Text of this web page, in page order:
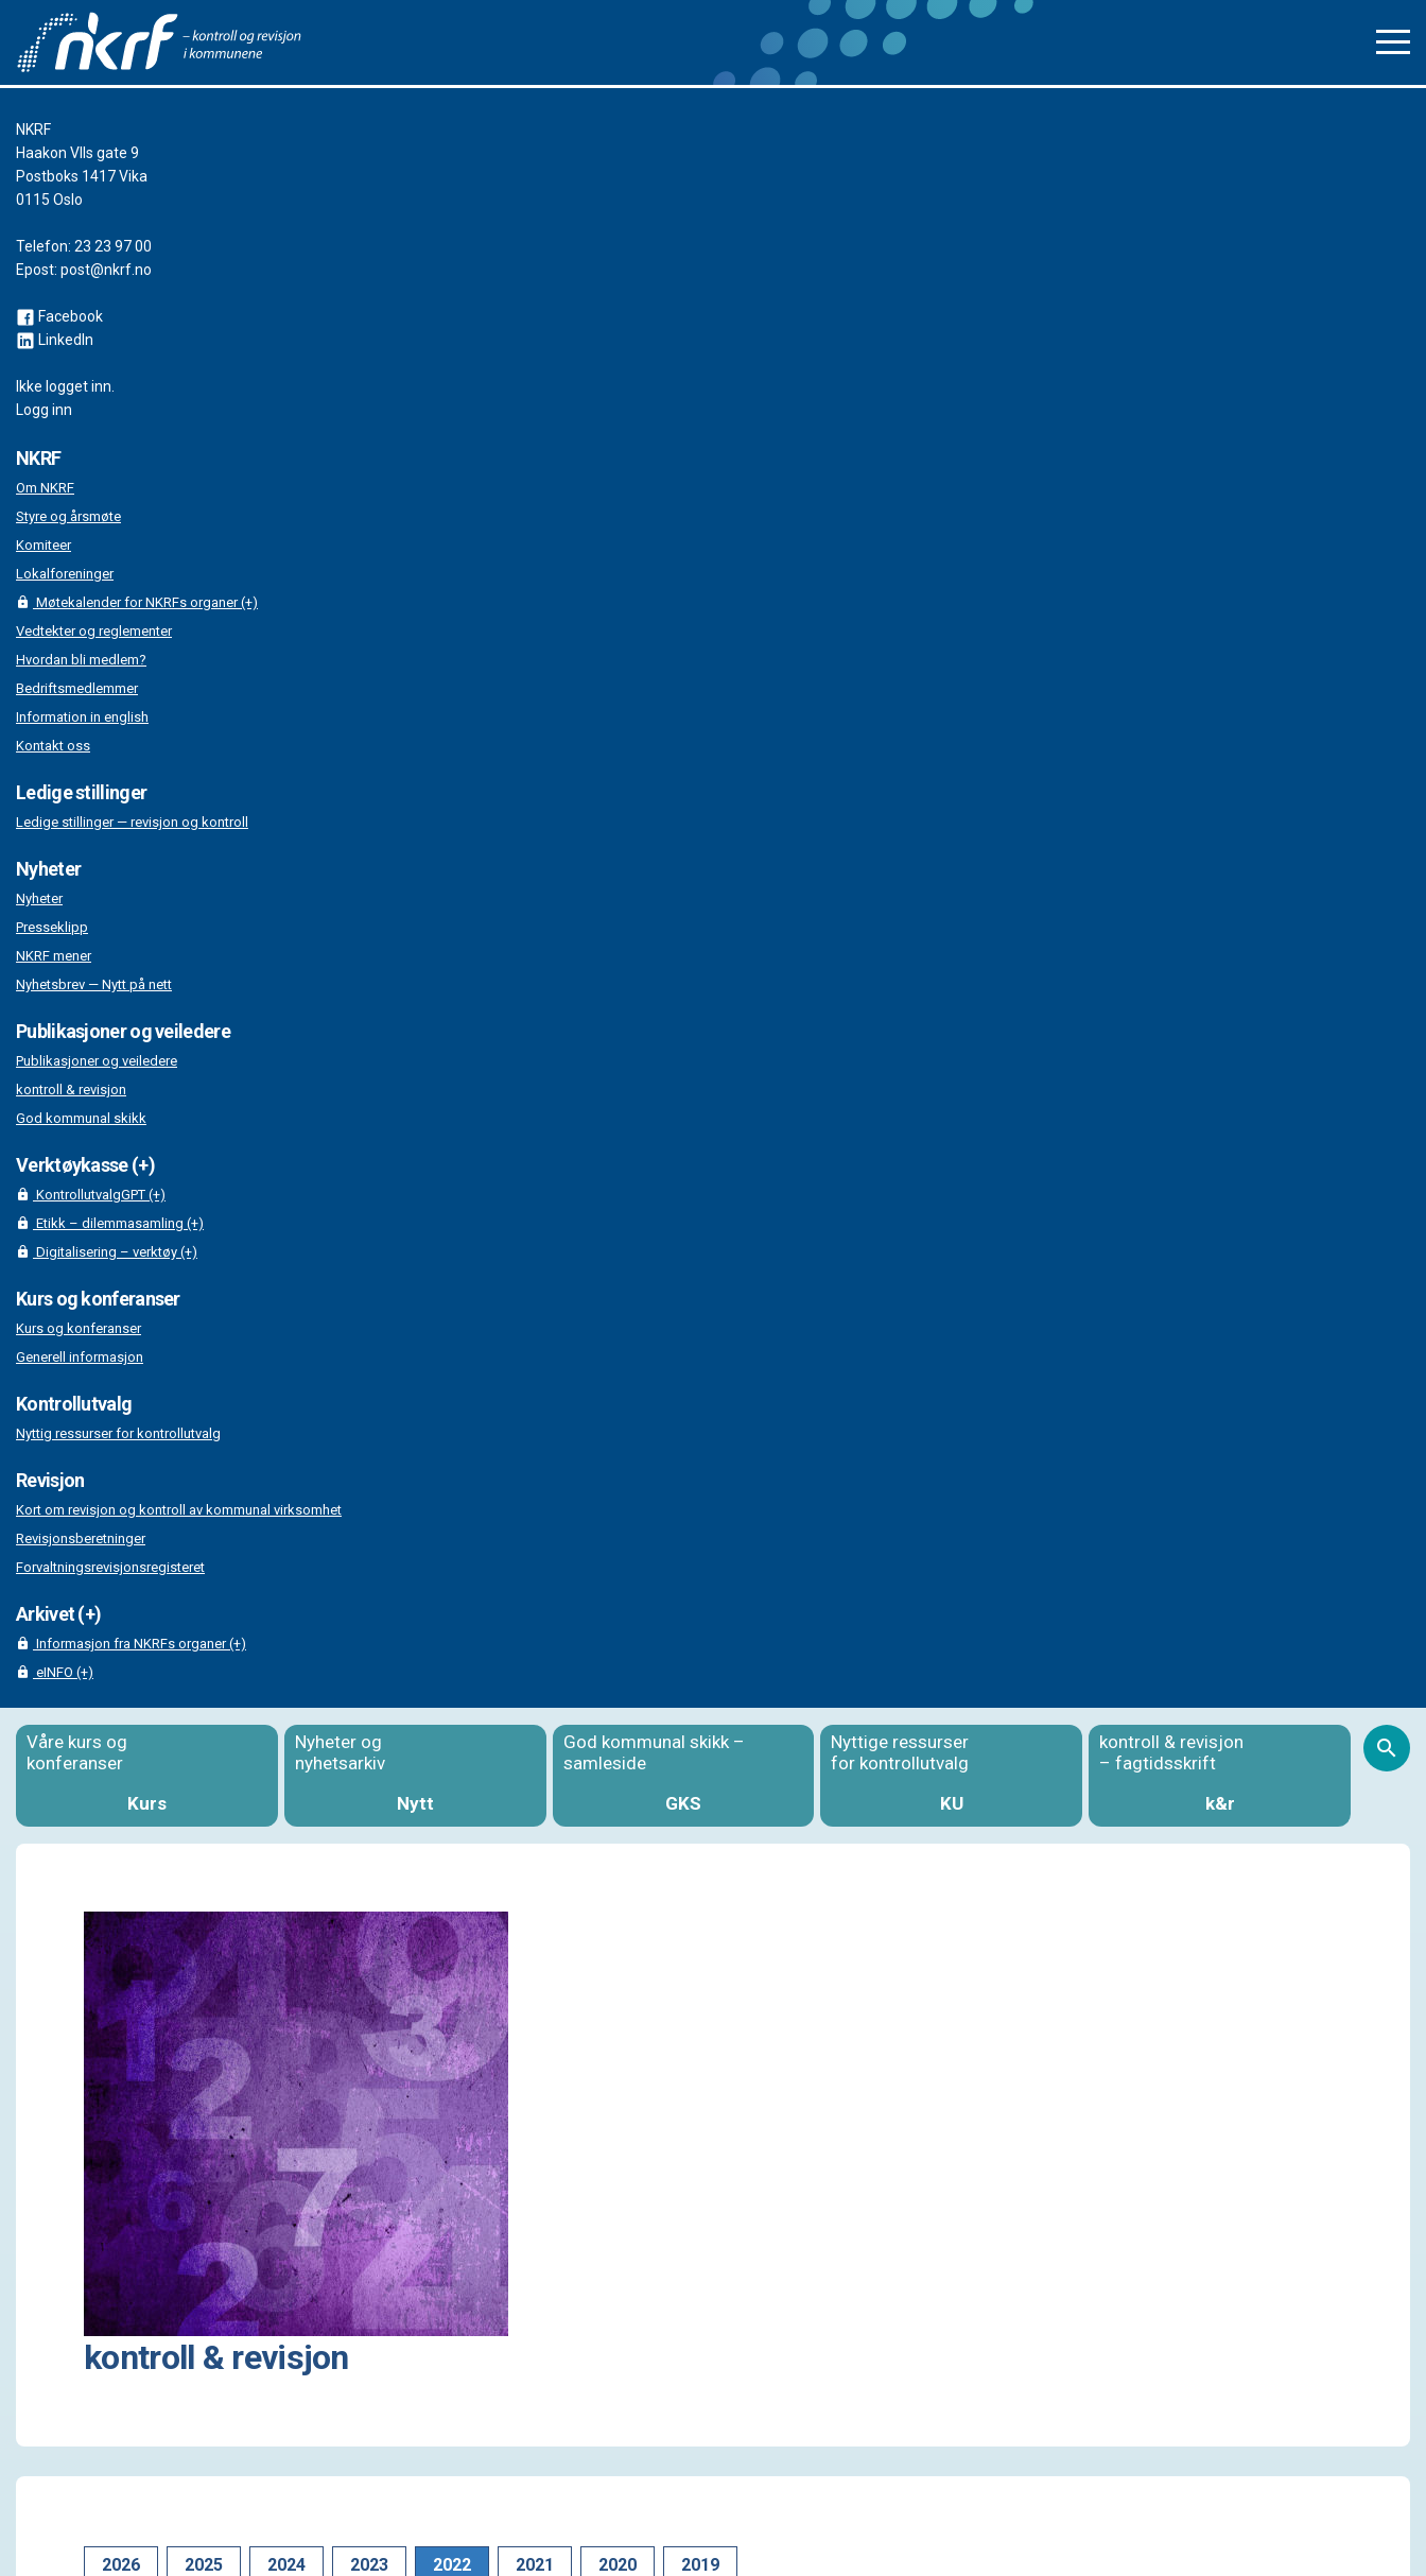
NKRF
Haakon VIIs gate 9
Postboks 1417 Vika
0115 Oslo
Telefon: 23 23 97 00
Epost: post@nkrf.no
Facebook
LinkedIn
Ikke logget inn.
Logg inn
NKRF
Om NKRF
Styre og årsmøte
Komiteer
Lokalforeninger
Møtekalender for NKRFs organer (+)
Vedtekter og reglementer
Hvordan bli medlem?
Bedriftsmedlemmer
Information in english
Kontakt oss
Ledige stillinger
Ledige stillinger — revisjon og kontroll
Nyheter
Nyheter
Presseklipp
NKRF mener
Nyhetsbrev — Nytt på nett
Publikasjoner og veiledere
Publikasjoner og veiledere
kontroll & revisjon
God kommunal skikk
Verktøykasse (+)
KontrollutvalgGPT (+)
Etikk – dilemmasamling (+)
Digitalisering – verktøy (+)
Kurs og konferanser
Kurs og konferanser
Generell informasjon
Kontrollutvalg
Nyttig ressurser for kontrollutvalg
Revisjon
Kort om revisjon og kontroll av kommunal virksomhet
Revisjonsberetninger
Forvaltningsrevisjonsregisteret
Arkivet (+)
Informasjon fra NKRFs organer (+)
eINFO (+)
Våre kurs og
konferanser
Kurs
Nyheter og
nyhetsarkiv
Nytt
God kommunal skikk –
samleside
GKS
Nyttige ressurser
for kontrollutvalg
KU
kontroll & revisjon
– fagtidsskrift
k&r
kontroll & revisjon
2026 2025 2024 2023 2022 2021 2020 2019